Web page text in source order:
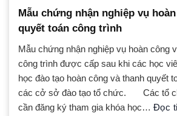
Mẫu chứng nhận nghiệp vụ
quyết toán công trình
Mẫu chứng nhận nghiệp vụ hoàn công
công trình được cấp sau khi các học
học đào tạo hoàn công và thanh quyết
các cở sở đào tạo tổ chức. Các tổ
cần đăng ký tham gia khóa học… Đọc